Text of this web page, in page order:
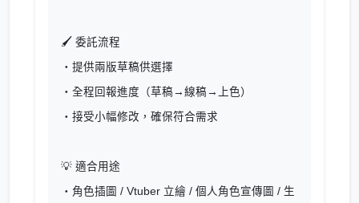
🖌️ 委託流程
・提供兩版草稿供選擇
・全程回報進度（草稿→線稿→上色）
・接受小幅修改，確保符合需求
💡 適合用途
・角色插圖 / Vtuber 立繪 / 個人角色宣傳圖 / 生